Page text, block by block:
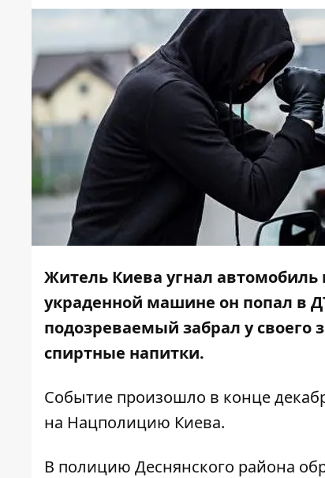
Житель Киева угнал
украденной машине он попал в
подозреваемый забрал у своего
спиртные напитки.
Событие произошло в конце
на Нацполицию Киева.
В полицию Деснянского района